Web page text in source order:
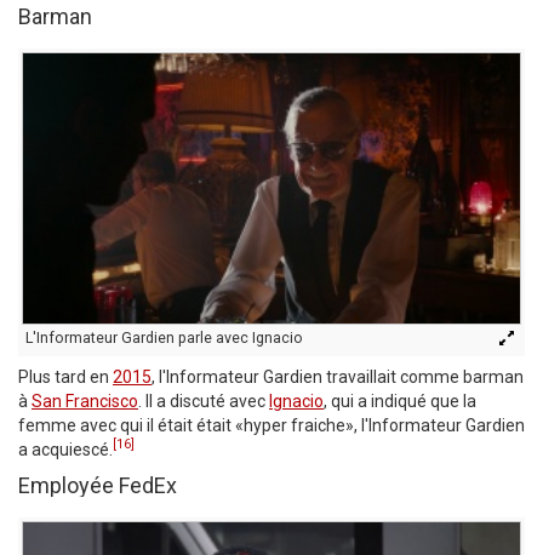
Barman
L'Informateur Gardien parle avec Ignacio
Plus tard en 2015, l'Informateur Gardien travaillait comme barman
à San Francisco . Il a discuté avecIgnacio, qui a indiqué que la
femme avec qui il était était «hyper fraiche», l'Informateur Gardien
a acquiescé.
[16]
Employée FedEx